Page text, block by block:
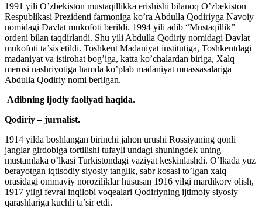
1991 yili O’zbekiston mustaqillikka erishishi bilanoq O’zbekiston
Respublikasi Prezidenti farmoniga ko’ra Abdulla Qodiriyga Navoiy
nomidagi Davlat mukofoti berildi. 1994 yili adib “Mustaqillik”
ordeni bilan taqdirlandi. Shu yili Abdulla Qodiriy nomidagi Davlat
mukofoti ta’sis etildi. Toshkent Madaniyat institutiga, Toshkentdagi
madaniyat va istirohat bog’iga, katta ko’chalardan biriga, Xalq
merosi nashriyotiga hamda ko’plab madaniyat muassasalariga
Abdulla Qodiriy nomi berilgan.
Adibning ijodiy faoliyati haqida.
Qodiriy – jurnalist.
1914 yilda boshlangan birinchi jahon urushi Rossiyaning qonli
janglar girdobiga tortilishi tufayli undagi shuningdek uning
mustamlaka o’lkasi Turkistondagi vaziyat keskinlashdi. O’lkada yuz
berayotgan iqtisodiy siyosiy tanglik, sabr kosasi to’lgan xalq
orasidagi ommaviy noroziliklar hususan 1916 yilgi mardikorv olish,
1917 yilgi fevral inqilobi voqealari Qodiriyning ijtimoiy siyosiy
qarashlariga kuchli ta’sir etdi.